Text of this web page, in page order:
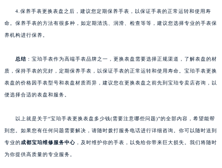
4.保养手表更换表盘之后，建议您定期保养手表，以保证手表的正常运转和使用寿
命。保养手表的方法有很多种，如定期清洗、润滑、检查等等，建议您选择专业的手表保
养机构进行保养。
总结 ：宝珀手表作为高端手表品牌之一，更换表盘需要选择正规渠道，了解表盘的材
质，保持手表的完好，定期保养手表，以保证手表的正常运转和使用寿命。宝珀手表更换
表盘的价格因手表型号和表盘材质而异，建议您在更换表盘之前先到宝珀专卖店咨询，以
便选择合适的表盘和服务。
以上就是关于“宝珀手表更换表盘多少钱(需要注意哪些问题)”的全部内容，希望能帮
到您。如果您有任何问题需要解决，请随时拨打服务电话进行详细咨询。你可以随时送到
专业的成都宝珀维修服务中心，及时维护你的手表，以免给你带来巨大损失。我们将随时
为你提供高质量的专业服务。